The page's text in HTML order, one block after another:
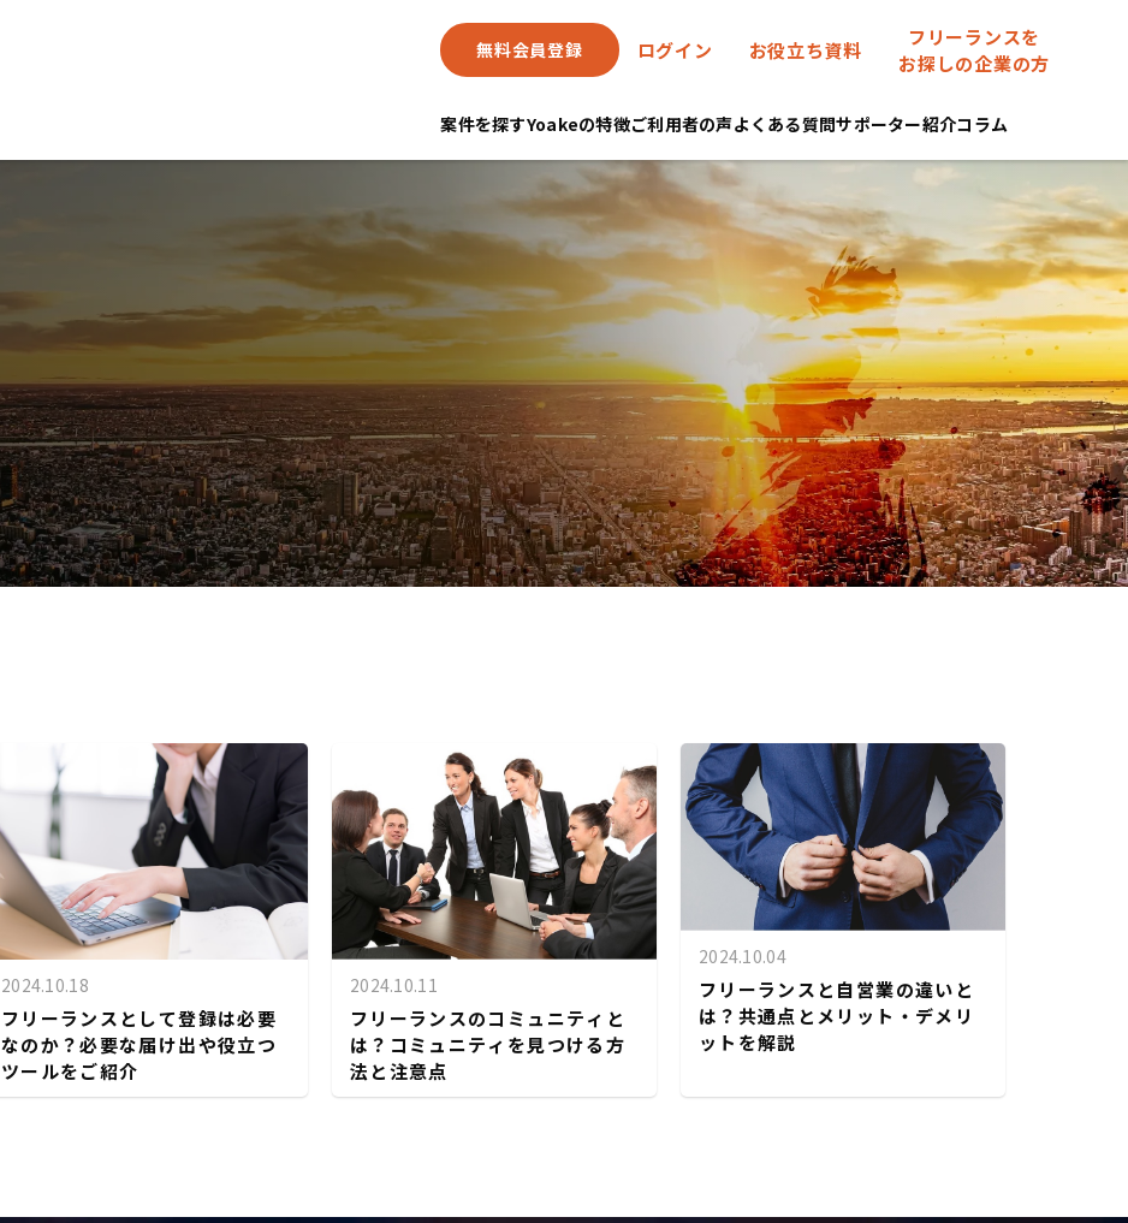
無料会員登録 ログイン お役立ち資料
フリーランスを
お探しの企業の方
案件を探すYoakeの特徴ご利用者の声よくある質問サポーター紹介コラム
2024.10.18
フリーランスとして登録は必要
なのか？必要な届け出や役立つ
ツールをご紹介
2024.10.11
フリーランスのコミュニティと
は？コミュニティを見つける方
法と注意点
2024.10.04
フリーランスと自営業の違いと
は？共通点とメリット・デメリ
ットを解説